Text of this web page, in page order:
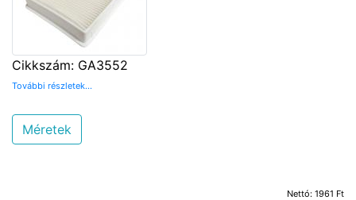
Cikkszám: GA3552
További részletek...
Méretek
Nettó: 1961 Ft